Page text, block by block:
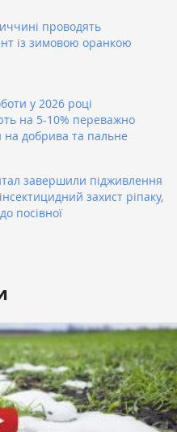
проводять
із зимовою оранкою
у 2026 році
на 5-10% переважно
на добрива та пальне
завершили підживлення
захист ріпаку,
посівної